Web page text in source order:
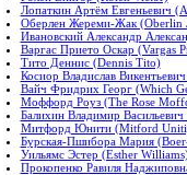
Лопаткин Артём Евгеньевич
Оберлен Жереми-Жак (Oberlin
Ивановский Александр
Варгас Прието Оскар (Vargas
Тито Деннис (Dennis Tito)
Косиор Владислав
Вайч Фридрих Георг (Which
Моффорд Роуз (The Rose
Балихин Владимир
Митфорд Юнити (Mitford
Бурская-Пшибора Мария
Уильямс Эстер (Esther
Прокопенко Равиля